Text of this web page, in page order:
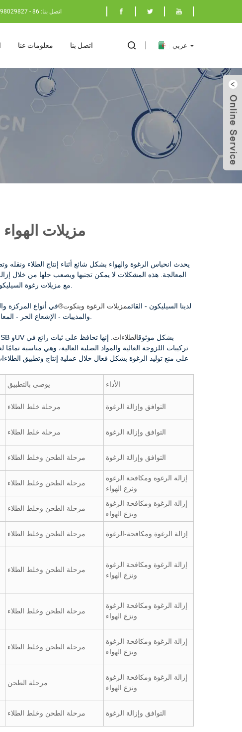
اتصل بنا: 86 - 17398029827
معلومات عنا اتصل بنا عربي
مزيلات
يحدث انحباس الرغوة والهواء بشكل شائع أثناء إنتاج الطلاء ونقله
المعالجة. هذه المشكلات لا يمكن تجنبها ويصعب حلها من خلال
مع مزيلات رغوة السيليكون عالية الأداء ومثبطات الرغوة أمرًا ضروريًا لضمان جودة الطلاء الممتازة.
لدينا السيليكون - القائممزيلات الرغوة وينكوت®في أنواع المركزة
المذيبات (SB)، والمياه - القائمة على (WB) والمذيبات - الإشعاع الحر - المعالجة (الأشعة فوق البنفسجية).
تعمل أجهزة نزع الهواء لدينا على تقليل شوائب الهواء والثقوب عبر WB وSB وUV بشكل موثوقالطلاءات. إنها تحافظ على ثبات رائع في
تركيبات اللزوجة العالية والمواد الصلبة العالية، وهي مناسبة
على منع توليد الرغوة بشكل فعال خلال عملية إنتاج وتطبيق
يوصى بالتطبيق الأداء
مرحلة خلط الطلاء التوافق وإزالة الرغوة
مرحلة خلط الطلاء التوافق وإزالة الرغوة
مرحلة الطحن وخلط الطلاء التوافق وإزالة الرغوة
مرحلة الطحن وخلط الطلاء
إزالة الرغوة ومكافحة الرغوة
ونزع الهواء
مرحلة الطحن وخلط الطلاء
إزالة الرغوة ومكافحة الرغوة
ونزع الهواء
مرحلة الطحن وخلط الطلاء إزالة الرغوة ومكافحة-الرغوة
مرحلة الطحن وخلط الطلاء
إزالة الرغوة ومكافحة الرغوة
ونزع الهواء
مرحلة الطحن وخلط الطلاء
إزالة الرغوة ومكافحة الرغوة
ونزع الهواء
مرحلة الطحن وخلط الطلاء
إزالة الرغوة ومكافحة الرغوة
ونزع الهواء
مرحلة الطحن
إزالة الرغوة ومكافحة الرغوة
ونزع الهواء
مرحلة الطحن وخلط الطلاء التوافق وإزالة الرغوة